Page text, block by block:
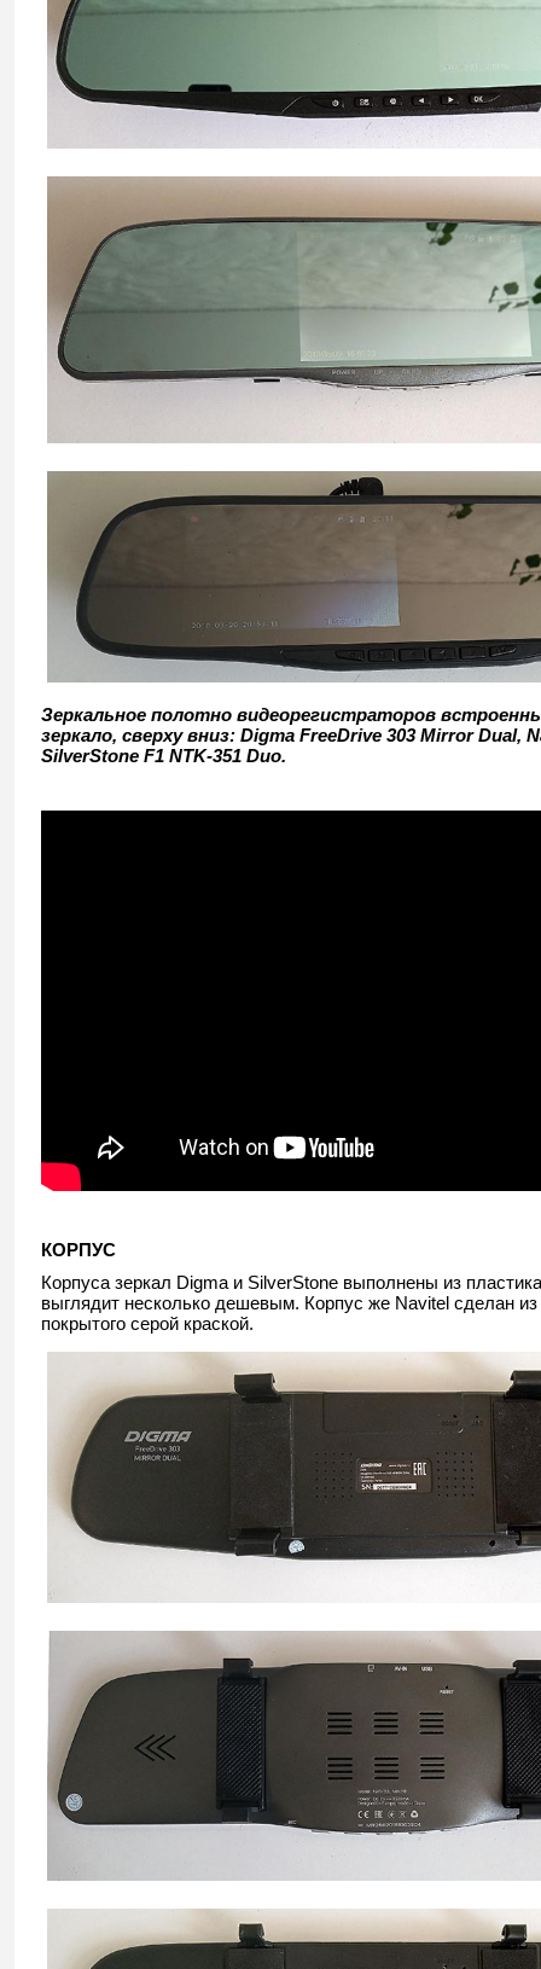
Зеркальное полотно видеорегистраторов
зеркало, сверху вниз: Digma FreeDrive 303 Mirror Dual,
SilverStone F1 NTK-351 Duo.
КОРПУС
Корпуса зеркал Digma и SilverStone выполнены из
выглядит несколько дешевым. Корпус же Navitel сделан
покрытого серой краской.